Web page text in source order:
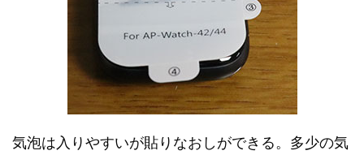
気泡は入りやすいが貼りなおしができる。多少の気